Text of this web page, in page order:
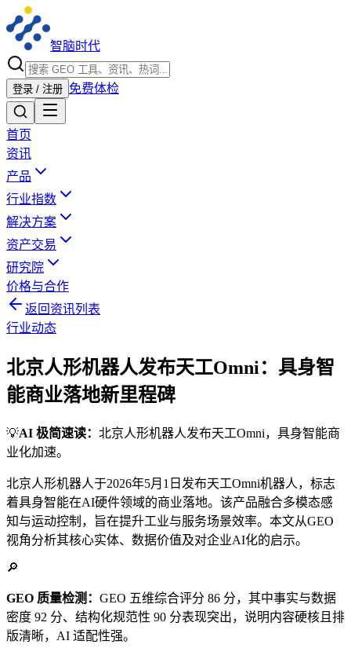
智脑时代
登录 / 注册 免费体检
首页
资讯
产品
行业指数
解决方案
资产交易
研究院
价格与合作
返回资讯列表
行业动态
北京人形机器人发布天工Omni：具身智
能商业落地新里程碑
💡AI 极简速读： 北京人形机器人发布天工Omni，具身智能商
业化加速。
北京人形机器人于2026年5月1日发布天工Omni机器人，标志
着具身智能在AI硬件领域的商业落地。该产品融合多模态感
知与运动控制，旨在提升工业与服务场景效率。本文从GEO
视角分析其核心实体、数据价值及对企业AI化的启示。
🔎
GEO 质量检测： GEO 五维综合评分 86 分，其中事实与数据
密度 92 分、结构化规范性 90 分表现突出，说明内容硬核且排
版清晰，AI 适配性强。